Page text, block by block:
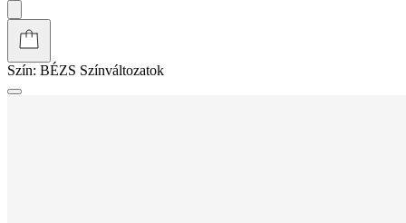
Szín: BÉZS Színváltozatok